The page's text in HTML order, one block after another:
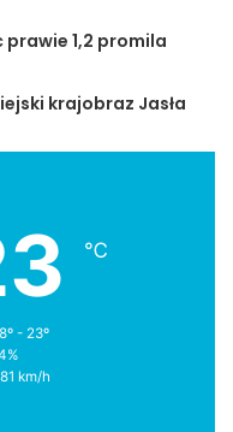
prawie 1,2 promila
krajobraz Jasła
℃
- 23º
km/h